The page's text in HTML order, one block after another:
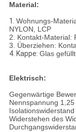
Material:
1. Wohnungs-
NYLON, LCP
2. Kontakt-Material:
3. Überziehen:
4. Kappe: Glas
Elektrisch:
Gegenwärtige
Nennspannung 1,25
Widerstehen des